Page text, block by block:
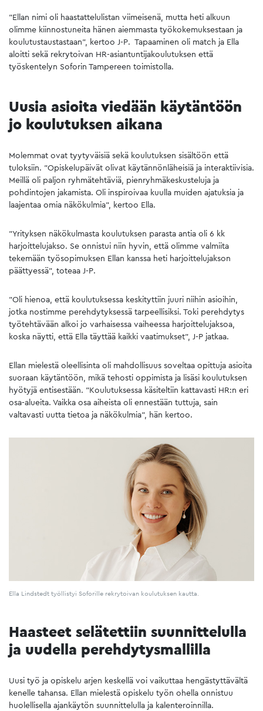
”Ellan nimi oli haastattelulistan viimeisenä, mutta heti alkuun
olimme kiinnostuneita hänen aiemmasta työkokemuksestaan ja
koulutustaustastaan”, kertoo J-P. Tapaaminen oli match ja Ella
aloitti sekä rekrytoivan HR-asiantuntijakoulutuksen että
työskentelyn Soforin Tampereen toimistolla.
Uusia asioita viedään käytäntöön
jo koulutuksen aikana
Molemmat ovat tyytyväisiä sekä koulutuksen sisältöön että
tuloksiin. ”Opiskelupäivät olivat käytännönläheisiä ja interaktiivisia.
Meillä oli paljon ryhmätehtäviä, pienryhmäkeskusteluja ja
pohdintojen jakamista. Oli inspiroivaa kuulla muiden ajatuksia ja
laajentaa omia näkökulmia”, kertoo Ella.
”Yrityksen näkökulmasta koulutuksen parasta antia oli 6 kk
harjoittelujakso. Se onnistui niin hyvin, että olimme valmiita
tekemään työsopimuksen Ellan kanssa heti harjoittelujakson
päättyessä”, toteaa J-P.
”Oli hienoa, että koulutuksessa keskityttiin juuri niihin asioihin,
jotka nostimme perehdytyksessä tarpeellisiksi. Toki perehdytys
työtehtävään alkoi jo varhaisessa vaiheessa harjoittelujaksoa,
koska näytti, että Ella täyttää kaikki vaatimukset”, J-P jatkaa.
Ellan mielestä oleellisinta oli mahdollisuus soveltaa opittuja asioita
suoraan käytäntöön, mikä tehosti oppimista ja lisäsi koulutuksen
hyötyjä entisestään. ”Koulutuksessa käsiteltiin kattavasti HR:n eri
osa-alueita. Vaikka osa aiheista oli ennestään tuttuja, sain
valtavasti uutta tietoa ja näkökulmia”, hän kertoo.
Ella Lindstedt työllistyi Soforille rekrytoivan koulutuksen kautta.
Haasteet selätettiin suunnittelulla
ja uudella perehdytysmallilla
Uusi työ ja opiskelu arjen keskellä voi vaikuttaa hengästyttävältä
kenelle tahansa. Ellan mielestä opiskelu työn ohella onnistuu
huolellisella ajankäytön suunnittelulla ja kalenteroinnilla.